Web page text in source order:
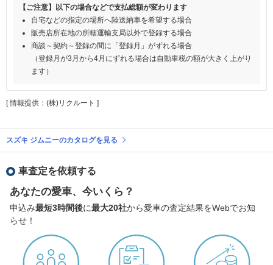
【ご注意】以下の場合などで支払総額が変わります
自宅などの指定の場所へ陸送納車を希望する場合
販売店所在地の所轄運輸支局以外で登録する場合
商談～契約～登録の間に「登録月」がずれる場合
（登録月が3月から4月にずれる場合は自動車税の額が大きく上がり
ます）
[ 情報提供：(株)リクルート ]
スズキ ジムニーのカタログを見る
車査定を依頼する
あなたの愛車、今いくら？
申込み最短3時間後に最大20社から愛車の査定結果をWebでお知
らせ！